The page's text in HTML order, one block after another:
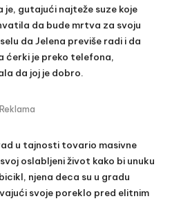
gutajući najteže suze koje
da bude mrtva za svoju
da Jelena previše radi i da
ćerki je preko telefona,
da joj je dobro.
Reklama
u tajnosti tovario masivne
oslabljeni život kako bi unuku
njena deca su u gradu
svoje poreklo pred elitnim